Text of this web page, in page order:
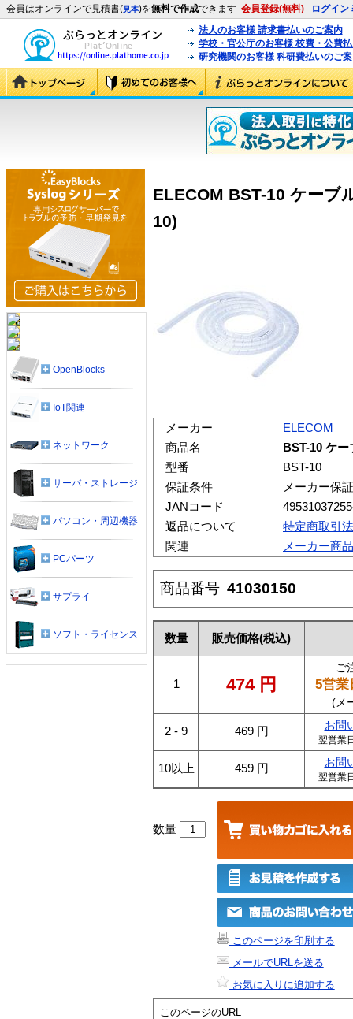
会員はオンラインで見積書(見本)を無料で作成できます 会員登録(無料) ログイン
法人のお客様 請求書払いのご案内
学校・官公庁のお客様 校費・公費
研究機関のお客様 科研費払いのご
ELECOM BST-10 ケーブ
10)
メーカー
ELECOM
商品名
BST-10 ケ
型番
BST-10
保証条件
メーカー保証
JANコード
返品について
特定商取引
関連
メーカー商
商品番号 41030150
数量 販売価格(税込)
1 474 円
ご
5営業
(メ
2 - 9 469 円 お問
翌営業
10以上 459 円 お問
翌営業
数量
このページを印刷する
メールでURLを送る
お気に入りに追加する
このページのURL
OpenBlocks
IoT関連
ネットワーク
サーバ・ストレージ
パソコン・周辺機器
PCパーツ
サプライ
ソフト・ライセンス